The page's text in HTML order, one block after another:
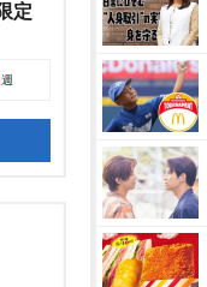
定
週